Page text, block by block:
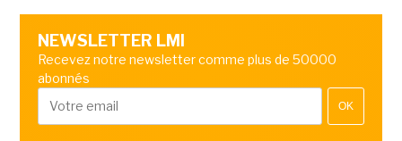
NEWSLETTER LMI
Recevez notre newsletter comme plus de 50000
abonnés
OK